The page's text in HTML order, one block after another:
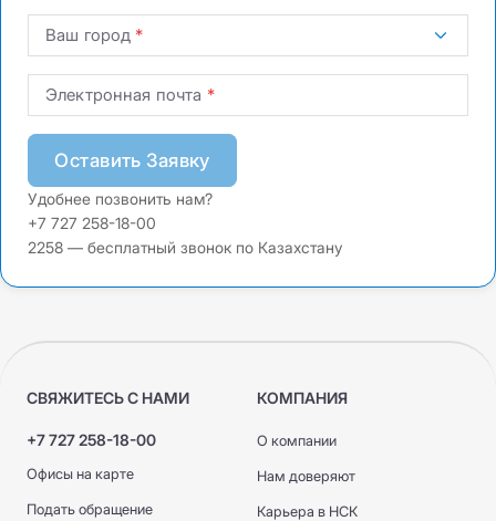
Ваш город
Электронная почта
Оставить Заявку
Удобнее позвонить нам?
+7 727 258-18-00
2258 — бесплатный звонок по Казахстану
СВЯЖИТЕСЬ С НАМИ
+7 727 258-18-00
Офисы на карте
Подать обращение
КОМПАНИЯ
О компании
Нам доверяют
Карьера в НСК